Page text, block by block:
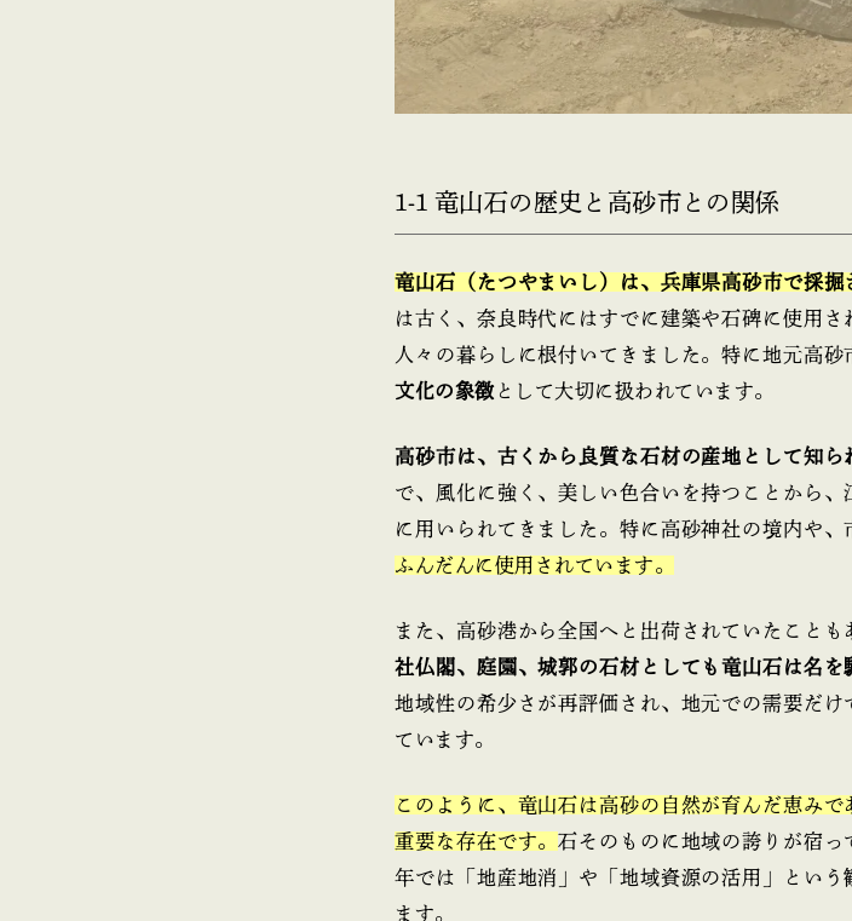
1-1 竜山石の歴史と高砂市との関係
竜山石（たつやまいし）は、兵庫県高砂市で採掘
は古く、奈良時代にはすでに建築や石碑に使用
人々の暮らしに根付いてきました。特に地元高
文化の象徴として大切に扱われています。
高砂市は、古くから良質な石材の産地として知ら
で、風化に強く、美しい色合いを持つことから
に用いられてきました。特に高砂神社の境内や、
ふんだんに使用されています。
また、高砂港から全国へと出荷されていたことも
社仏閣、庭園、城郭の石材としても竜山石は名を
地域性の希少さが再評価され、地元での需要だ
ています。
このように、竜山石は高砂の自然が育んだ恵み
重要な存在です。石そのものに地域の誇りが宿
年では「地産地消」や「地域資源の活用」とい
ます。